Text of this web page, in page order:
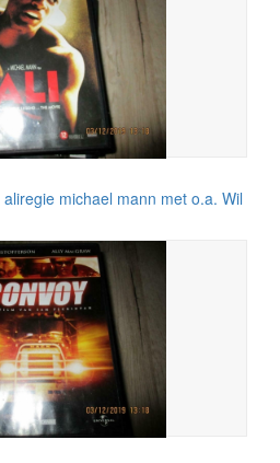
michael mann met o.a. Wil